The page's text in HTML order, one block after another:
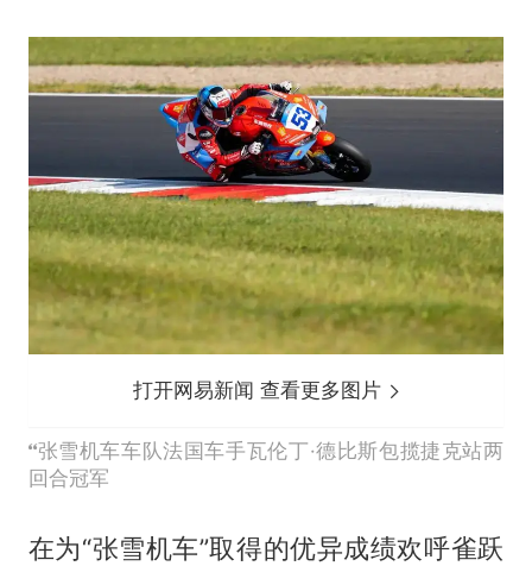
打开网易新闻 查看更多图片
张雪机车车队法国车手瓦伦丁·德比斯包揽捷克站两
回合冠军
在为“张雪机车”取得的优异成绩欢呼雀跃